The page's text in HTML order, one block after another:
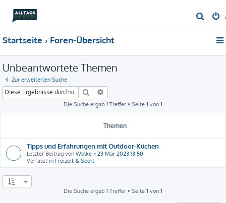
u
Startseite Foren-Übersicht
Unbeantwortete Themen
Zur erweiterten Suche
Suche
Die Suche ergab 1 Treffer • Seite 1 von 1
Themen
Tipps und Erfahrungen mit Outdoor-Küchen
Letzter Beitrag von Wolke « 23 Mär 2023 13:50
Verfasst in Freizeit & Sport
Die Suche ergab 1 Treffer • Seite 1 von 1